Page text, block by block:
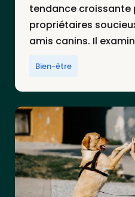
tendance croissante
propriétaires
amis canins. Il
Bien-être